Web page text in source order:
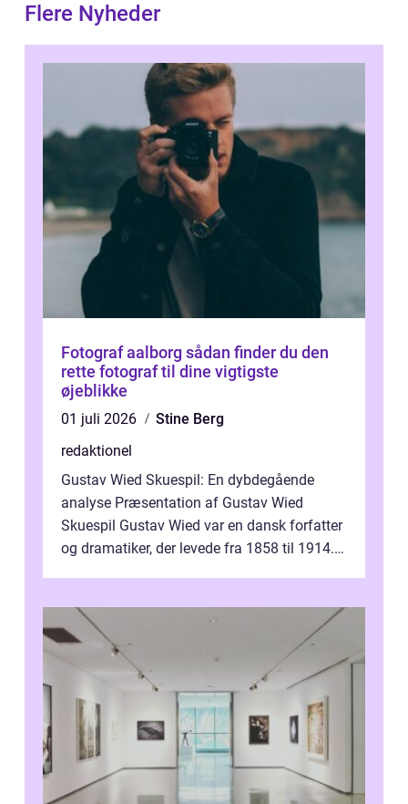
Flere Nyheder
Fotograf aalborg sådan finder du den
rette fotograf til dine vigtigste
øjeblikke
01 juli 2026
Stine Berg
redaktionel
Gustav Wied Skuespil: En dybdegående
analyse Præsentation af Gustav Wied
Skuespil Gustav Wied var en dansk forfatter
og dramatiker, der levede fra 1858 til 1914.